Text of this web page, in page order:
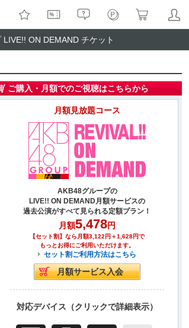
LIVE!! ON DEMAND チケット
ご購入・月額でのご視聴はこちらから
月額見放題コース
AKB48グループの
LIVE!! ON DEMAND月額サービスの
過去公演がすべて見られる定額プラン！
月額5,478円
【セット割】なら月額3,122円＋1,628円で
もっとお得にご利用いただけます。
セット割ご利用方法はこちら
対応デバイス（クリックで詳細表示）